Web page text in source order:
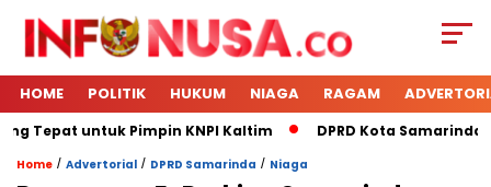
HOME POLITIK HUKUM NIAGA RAGAM
Tepat untuk Pimpin KNPI Kaltim DPRD Kota Samarinda
Home / Advertorial / DPRD Samarinda / Niaga